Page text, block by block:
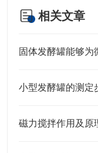
相关文章
固体发酵罐能够为
小型发酵罐的测定
磁力搅拌作用及原